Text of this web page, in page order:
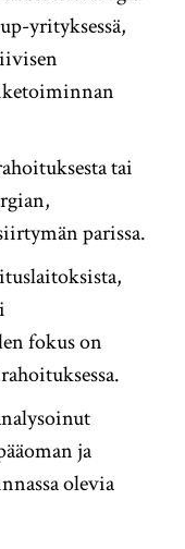
yrityksessä,
tai
parissa.
fokus on
ja
olevia